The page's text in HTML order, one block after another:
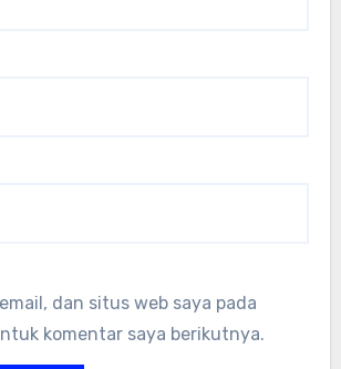
dan situs web saya pada
komentar saya berikutnya.